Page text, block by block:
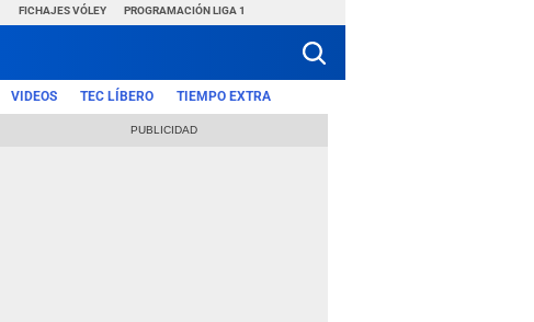
FICHAJES VÓLEY PROGRAMACIÓN LIGA 1
VIDEOS TEC LÍBERO TIEMPO EXTRA